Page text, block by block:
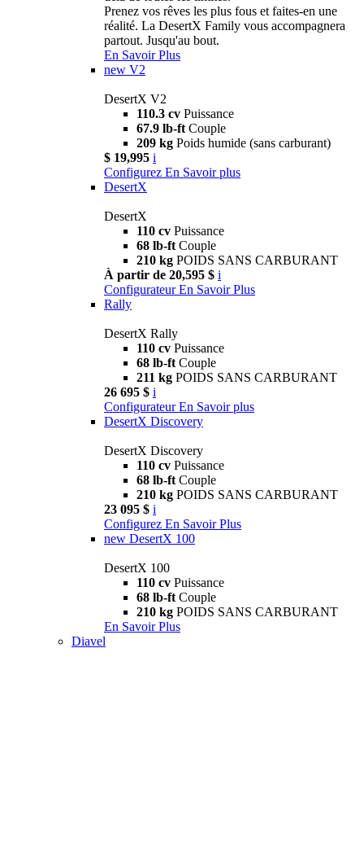
Prenez vos rêves les plus fous et faites-en une
réalité. La DesertX Family vous accompagnera
partout. Jusqu'au bout.
En Savoir Plus
new V2
DesertX V2
110.3 cv Puissance
67.9 lb-ft Couple
209 kg Poids humide (sans carburant)
$ 19,995 i
Configurez En Savoir plus
DesertX
DesertX
110 cv Puissance
68 lb-ft Couple
210 kg POIDS SANS CARBURANT
À partir de 20,595 $ i
Configurateur En Savoir Plus
Rally
DesertX Rally
110 cv Puissance
68 lb-ft Couple
211 kg POIDS SANS CARBURANT
26 695 $ i
Configurateur En Savoir plus
DesertX Discovery
DesertX Discovery
110 cv Puissance
68 lb-ft Couple
210 kg POIDS SANS CARBURANT
23 095 $ i
Configurez En Savoir Plus
new DesertX 100
DesertX 100
110 cv Puissance
68 lb-ft Couple
210 kg POIDS SANS CARBURANT
En Savoir Plus
Diavel